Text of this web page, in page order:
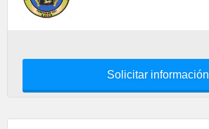
Solicitar información